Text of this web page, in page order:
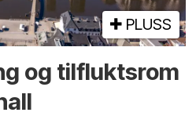
PLUSS
og tilflukts­rom